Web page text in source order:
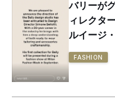
バリーが
ィレクタ
ルイージ
FASHION